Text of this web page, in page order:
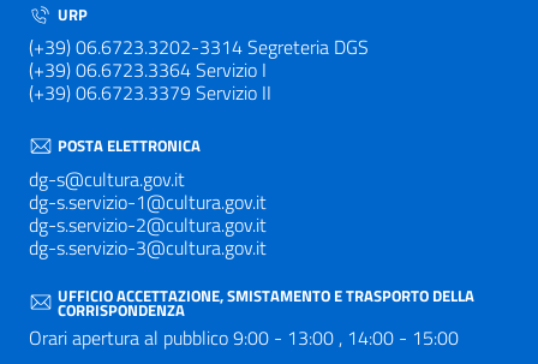
URP
(+39) 06.6723.3202-3314 Segreteria DGS
(+39) 06.6723.3364 Servizio I
(+39) 06.6723.3379 Servizio II
POSTA ELETTRONICA
dg-s@cultura.gov.it
dg-s.servizio-1@cultura.gov.it
dg-s.servizio-2@cultura.gov.it
dg-s.servizio-3@cultura.gov.it
UFFICIO ACCETTAZIONE, SMISTAMENTO E TRASPORTO DELLA
CORRISPONDENZA
Orari apertura al pubblico 9:00 - 13:00 , 14:00 - 15:00